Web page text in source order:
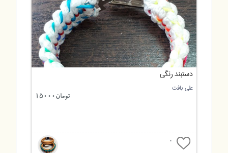
دستبند رنگی
علی بافت
تومان15000
0